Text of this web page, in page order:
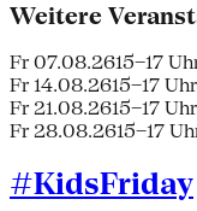
Weitere
Fr 07.08.2615–17
Fr 14.08.2615–17 Uhr
Fr 21.08.2615–17 Uhr
Fr 28.08.2615–17
#KidsFriday